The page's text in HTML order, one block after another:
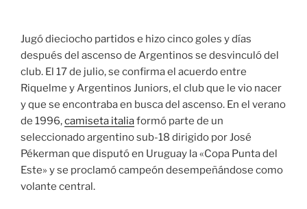
Jugó dieciocho partidos e hizo cinco goles y días
después del ascenso de Argentinos se desvinculó del
club. El 17 de julio, se confirma el acuerdo entre
Riquelme y Argentinos Juniors, el club que le vio nacer
y que se encontraba en busca del ascenso. En el verano
de 1996,camiseta italiaformó parte de un
seleccionado argentino sub-18 dirigido por José
Pékerman que disputó en Uruguay la «Copa Punta del
Este» y se proclamó campeón desempeñándose como
volante central.